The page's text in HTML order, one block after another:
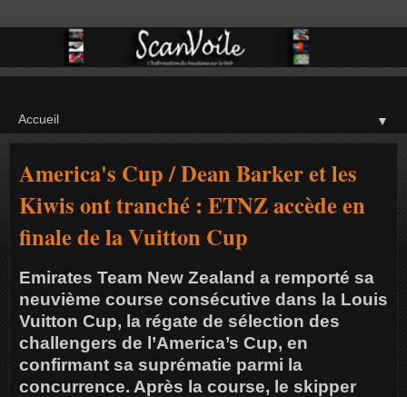
▼
America's Cup / Dean Barker et les
Kiwis ont tranché : ETNZ accède en
finale de la Vuitton Cup
Emirates Team New Zealand a remporté sa
neuvième course consécutive dans la Louis
Vuitton Cup, la régate de sélection des
challengers de l’America’s Cup, en
confirmant sa suprématie parmi la
concurrence. Après la course, le skipper